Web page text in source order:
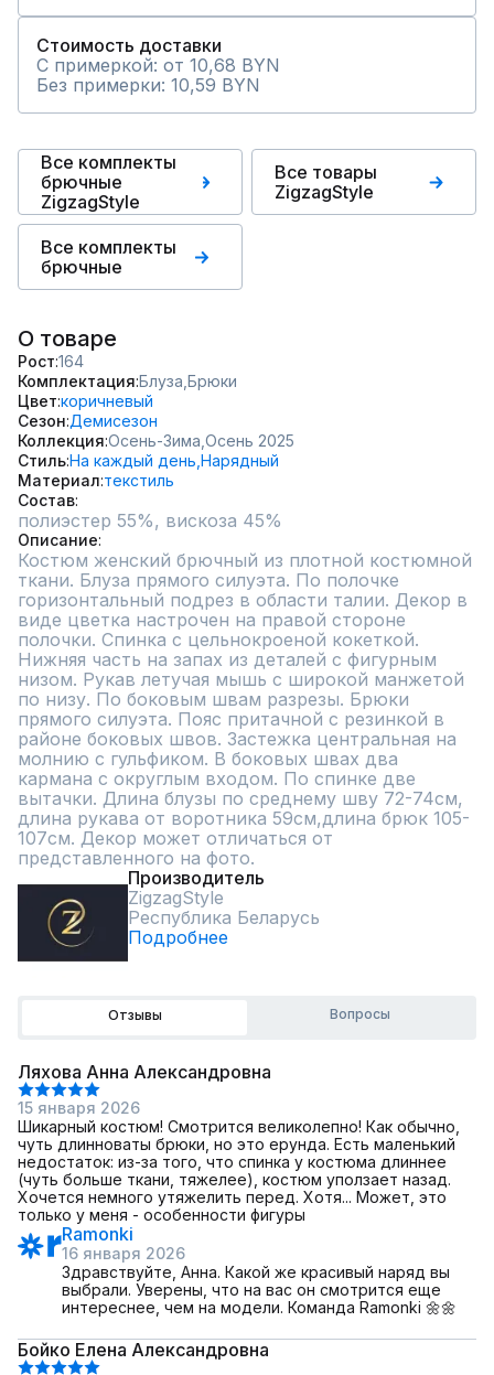
Стоимость доставки
С примеркой: от 10,68 BYN
Без примерки: 10,59 BYN
Все комплекты
брючные
ZigzagStyle
Все товары
ZigzagStyle
Все комплекты
брючные
О товаре
Рост 164
Комплектация Блуза, Брюки
Цвет коричневый
Сезон Демисезон
Коллекция Осень-Зима, Осень 2025
СтильНа каждый день, Нарядный
Материал текстиль
Состав
полиэстер 55%, вискоза 45%
Описание
Костюм женский брючный из плотной костюмной
ткани. Блуза прямого силуэта. По полочке
горизонтальный подрез в области талии. Декор в
виде цветка настрочен на правой стороне
полочки. Спинка с цельнокроеной кокеткой.
Нижняя часть на запах из деталей с фигурным
низом. Рукав летучая мышь с широкой манжетой
по низу. По боковым швам разрезы. Брюки
прямого силуэта. Пояс притачной с резинкой в
районе боковых швов. Застежка центральная на
молнию с гульфиком. В боковых швах два
кармана с округлым входом. По спинке две
вытачки. Длина блузы по среднему шву 72-74см,
длина рукава от воротника 59см,длина брюк 105-
107см. Декор может отличаться от
представленного на фото.
Производитель
ZigzagStyle
Республика Беларусь
Подробнее
Отзывы Вопросы
Ляхова Анна Александровна
15 января 2026
Шикарный костюм! Смотрится великолепно! Как обычно,
чуть длинноваты брюки, но это ерунда. Есть маленький
недостаток: из-за того, что спинка у костюма длиннее
(чуть больше ткани, тяжелее), костюм уползает назад.
Хочется немного утяжелить перед. Хотя... Может, это
только у меня - особенности фигуры
Ramonki
16 января 2026
Здравствуйте, Анна. Какой же красивый наряд вы
выбрали. Уверены, что на вас он смотрится еще
интереснее, чем на модели. Команда Ramonki 🌼🌼
Бойко Елена Александровна